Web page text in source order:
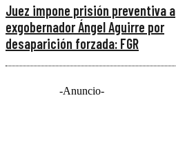
Juez impone prisión preventiva a
exgobernador Ángel Aguirre por
desaparición forzada: FGR
-Anuncio-